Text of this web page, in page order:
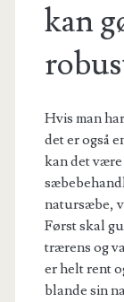
kan
Hvis man
det er også
kan det
natursæbe,
Først skal
trærens og
er helt rent
blande sin